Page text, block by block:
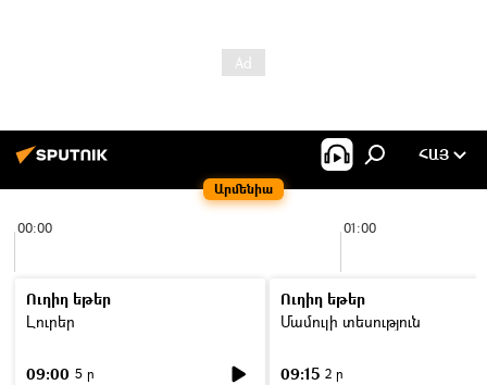
Արմենիա
ՀԱՅ
00:00 01:00
Ուղիղ եթեր
Լուրեր
09:00 5 ր
Ուղիղ եթեր
Մամուլի տեսություն
09:15 2 ր